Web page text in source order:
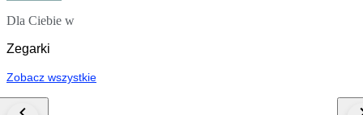
Dla Ciebie w
Zegarki
Zobacz wszystkie